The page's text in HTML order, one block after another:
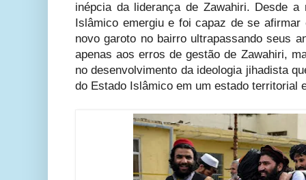
inépcia da liderança de Zawahiri. Desde
Islâmico emergiu e foi capaz de se
novo garoto no bairro ultrapassando seus
apenas aos erros de gestão de Zawahiri,
no desenvolvimento da ideologia jihadista
do Estado Islâmico em um estado territorial